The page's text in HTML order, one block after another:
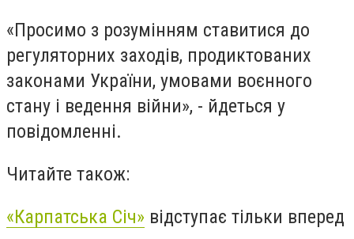
«Просимо з розумінням ставитися до
регуляторних заходів, продиктованих
законами України, умовами воєнного
стану і ведення війни», - йдеться у
повідомленні.
Читайте також:
«Карпатська Січ» відступає тільки вперед